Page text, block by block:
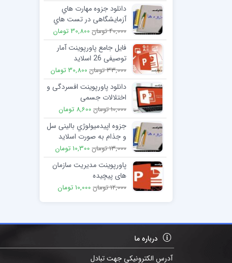
دانلود جزوه مهارت هاي
آزمایشگاهی در تست هاي
انعقادي
40,000 تومان 30,800 تومان
فایل جامع پاورپوینت آمار
توصیفی 26 اسلاید
33,000 تومان 30,800 تومان
دانلود پاورپوینت افسردگی و
اختلالات جسمی
10,000 تومان 8,600 تومان
جزوه اپیدمیولوژي بالینی سل
و جذام به صورت اسلاید
13,000 تومان 10,300 تومان
پاورپوینت مدیریت سازمان
های پیچیده
12,000 تومان 10,000 تومان
درباره ما
آدرس الکترونیکی جهت تبادل